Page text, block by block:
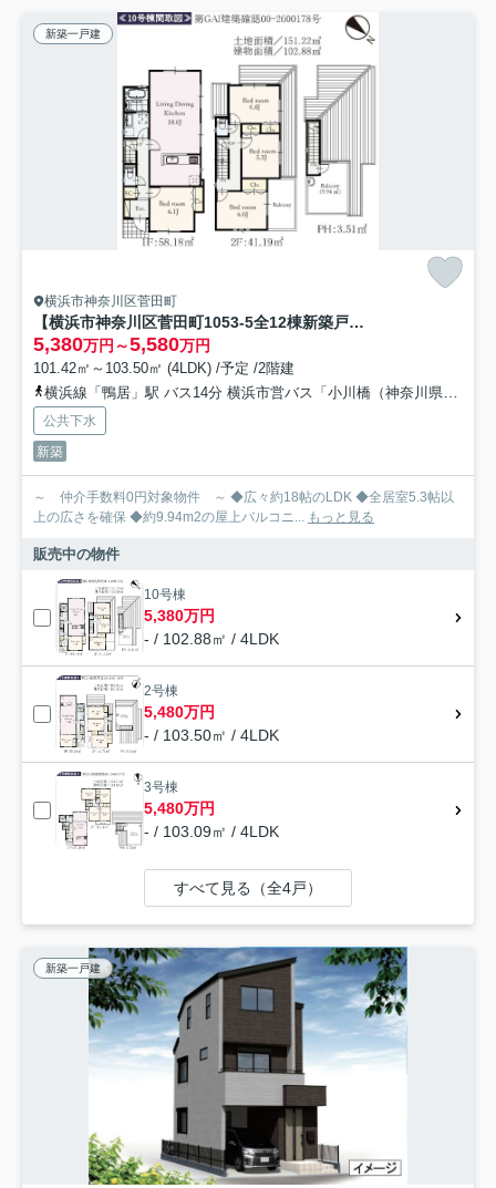
新築一戸建
横浜市神奈川区菅田町
【横浜市神奈川区菅田町1053-5全12棟新築戸建て】★仲介手数料無料★（菅田の丘小学校・菅田中学校）
5,380万円～5,580万円
101.42㎡～103.50㎡ (4LDK) /予定 /2階建
横浜線「鴨居」駅 バス14分 横浜市営バス「小川橋（神奈川県）」 停歩4分
公共下水
新築
～ 仲介手数料0円対象物件 ～ ◆広々約18帖のLDK ◆全居室5.3帖以
上の広さを確保 ◆約9.94m2の屋上バルコニ... もっと見る
販売中の物件
10号棟
5,380万円
- / 102.88㎡ / 4LDK
2号棟
5,480万円
- / 103.50㎡ / 4LDK
3号棟
5,480万円
- / 103.09㎡ / 4LDK
すべて見る（全4戸）
新築一戸建